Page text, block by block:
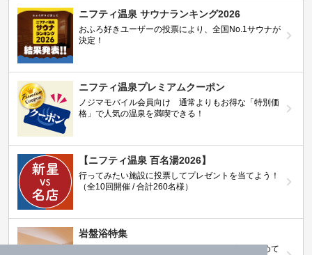
ニフティ温泉 サウナランキング2026
おふろ好きユーザーの投票により、全国No.1サウナが
決定！
ニフティ温泉プレミアムクーポン
ノジマモバイル会員向け 通常よりもお得な「特別価
格」で人気の温泉を満喫できる！
【ニフティ温泉 百名湯2026】
行ってみたい施設に投票してプレゼントを当てよう！
（全10回開催 / 合計260名様）
岩盤浴特集
日本全国の岩盤浴情報だけをピックアップ。まとめて